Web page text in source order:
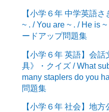
【小学６年 中学英語
~ . / You are ~ . / He is
ードアップ問題集
【小学６年 英語】会
具》・クイズ / What
many staplers do you
問題集
【小学６年 社会】地